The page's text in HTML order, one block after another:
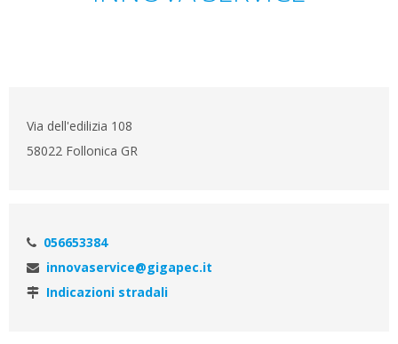
Via dell'edilizia 108
58022 Follonica GR
056653384
innovaservice@gigapec.it
Indicazioni stradali